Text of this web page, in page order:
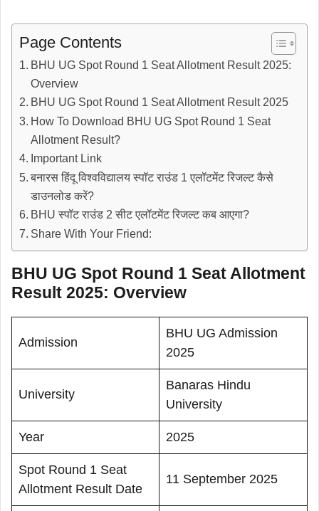
Page Contents
BHU UG Spot Round 1 Seat Allotment Result 2025:
Overview
BHU UG Spot Round 1 Seat Allotment Result 2025
How To Download BHU UG Spot Round 1 Seat
Allotment Result?
Important Link
बनारस हिंदू विश्वविद्यालय स्पॉट राउंड 1 एलॉटमेंट रिजल्ट कैसे
डाउनलोड करें?
BHU स्पॉट राउंड 2 सीट एलॉटमेंट रिजल्ट कब आएगा?
Share With Your Friend:
BHU UG Spot Round 1 Seat Allotment
Result 2025: Overview
Admission
BHU UG Admission
2025
University
Banaras Hindu
University
Year 2025
Spot Round 1 Seat
Allotment Result Date
11 September 2025